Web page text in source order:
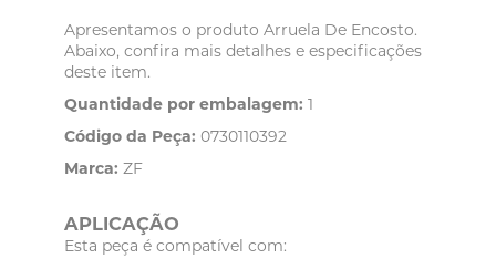
Apresentamos o produto Arruela De Encosto.
Abaixo, confira mais detalhes e especificações
deste item.
Quantidade por embalagem: 1
Código da Peça: 0730110392
Marca: ZF
APLICAÇÃO
Esta peça é compatível com: